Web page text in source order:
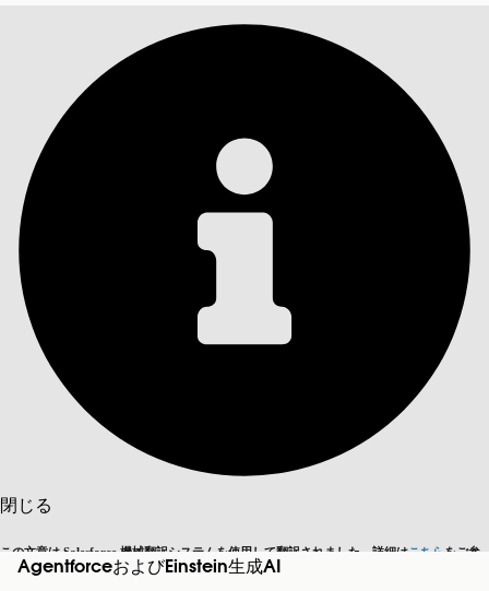
閉じる
この文章は Salesforce 機械翻訳システムを使用して翻訳されました。詳細はこちら をご参
照ください。
英語に切り替える 今はしません
AgentforceおよびEinstein生成AI
目次